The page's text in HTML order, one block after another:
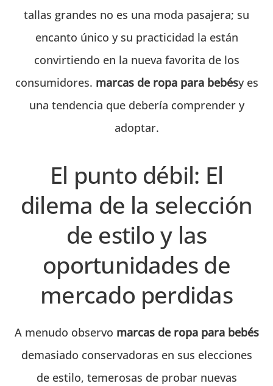
tallas grandes no es una moda pasajera; su
encanto único y su practicidad la están
convirtiendo en la nueva favorita de los
consumidores. marcas de ropa para bebésy es
una tendencia que debería comprender y
adoptar.
El punto débil: El
dilema de la selección
de estilo y las
oportunidades de
mercado perdidas
A menudo observo marcas de ropa para bebés
demasiado conservadoras en sus elecciones
de estilo, temerosas de probar nuevas